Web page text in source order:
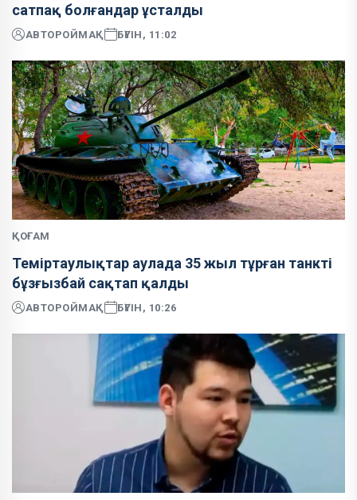
сатпақ болғандар ұсталды
АВТОРОЙМАҚ БҮГІН, 11:02
ҚОҒАМ
Теміртаулықтар аулада 35 жыл тұрған танкті
бұзғызбай сақтап қалды
АВТОРОЙМАҚ БҮГІН, 10:26